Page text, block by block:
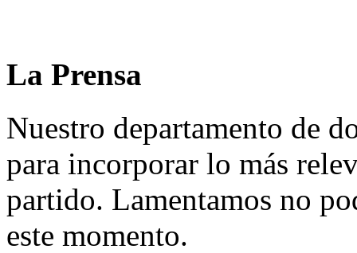
La Prensa
Nuestro departamento de
para incorporar lo más
partido. Lamentamos no
este momento.